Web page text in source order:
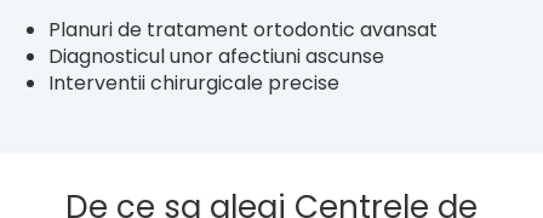
Planuri de tratament ortodontic avansat
Diagnosticul unor afectiuni ascunse
Interventii chirurgicale precise
De ce sa alegi Centrele de